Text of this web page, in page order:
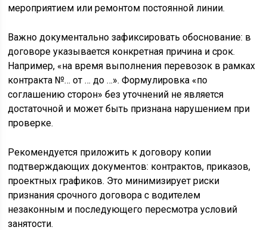
мероприятием или ремонтом постоянной линии.
Важно документально зафиксировать обоснование: в
договоре указывается конкретная причина и срок.
Например, «на время выполнения перевозок в рамках
контракта №… от … до …». Формулировка «по
соглашению сторон» без уточнений не является
достаточной и может быть признана нарушением при
проверке.
Рекомендуется приложить к договору копии
подтверждающих документов: контрактов, приказов,
проектных графиков. Это минимизирует риски
признания срочного договора с водителем
незаконным и последующего пересмотра условий
занятости.